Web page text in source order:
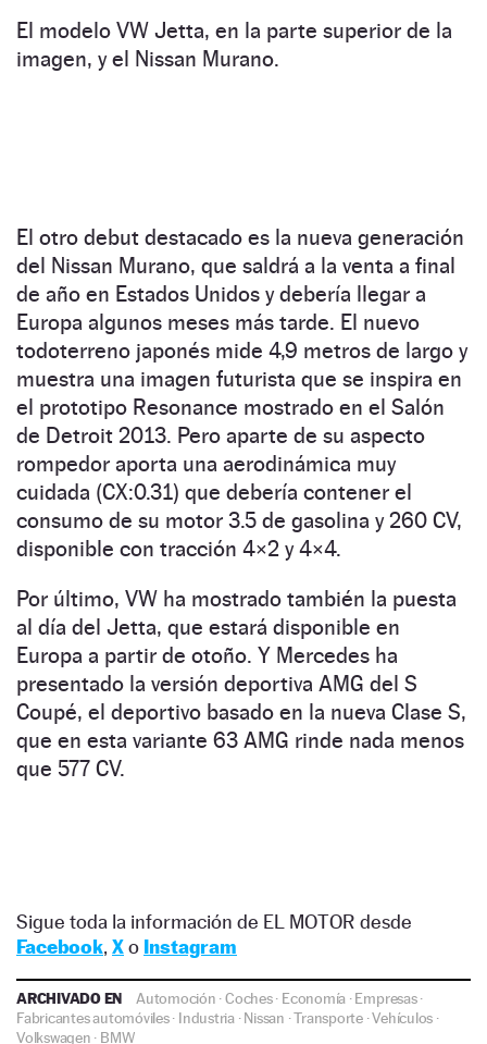
El modelo VW Jetta, en la parte superior de la
imagen, y el Nissan Murano.
El otro debut destacado es la nueva generación
del Nissan Murano, que saldrá a la venta a final
de año en Estados Unidos y debería llegar a
Europa algunos meses más tarde. El nuevo
todoterreno japonés mide 4,9 metros de largo y
muestra una imagen futurista que se inspira en
el prototipo Resonance mostrado en el Salón
de Detroit 2013. Pero aparte de su aspecto
rompedor aporta una aerodinámica muy
cuidada (CX:0.31) que debería contener el
consumo de su motor 3.5 de gasolina y 260 CV,
disponible con tracción 4×2 y 4×4.
Por último, VW ha mostrado también la puesta
al día del Jetta, que estará disponible en
Europa a partir de otoño. Y Mercedes ha
presentado la versión deportiva AMG del S
Coupé, el deportivo basado en la nueva Clase S,
que en esta variante 63 AMG rinde nada menos
que 577 CV.
Sigue toda la información de EL MOTOR desde
Facebook, Xo Instagram
ARCHIVADO EN Automoción ·Coches· Economía ·Empresas·
Fabricantes automóviles· Industria·Nissan ·Transporte·Vehículos ·
Volkswagen · BMW